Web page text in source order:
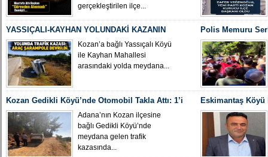
gerçekleştirilen ilçe...
YASSIÇALI-KAYHAN YOLUNDAKİ KAZANIN
KAMERA GÖRÜNTÜLERİ ORTAYA ÇIKTI
Kozan’a bağlı Yassıçalı Köyü
ile Kayhan Mahallesi
arasındaki yolda meydana...
Polis Memuru
Uğurlandı
Kozan Gedikli Köyü’nde Otomobil Takla Attı: 1’i
Bebek 6 Kişi YaralandıAdana’nın Kozan ilçesine
bağlı Gedikli Köyü’nde
meydana gelen trafik
kazasında...
Eskimantaş Köyü
gördüğü